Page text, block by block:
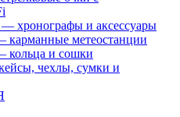
хронографы и аксессуары
метеостанции
кольца и сошки
чехлы, сумки и